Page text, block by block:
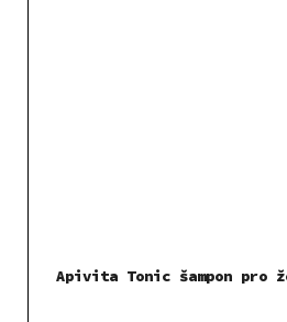
Apivita Tonic šampon pro